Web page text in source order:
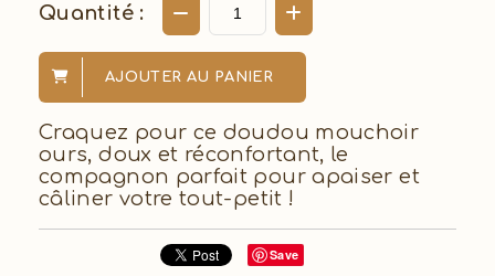
Quantité :
AJOUTER AU PANIER
Craquez pour ce doudou mouchoir
ours, doux et réconfortant, le
compagnon parfait pour apaiser et
câliner votre tout-petit !
Save